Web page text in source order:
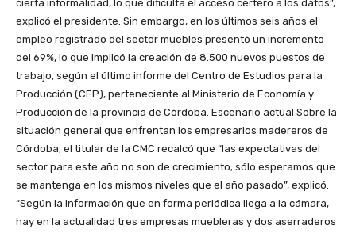
cierta informalidad, lo que dificulta el acceso certero a los datos”,
explicó el presidente. Sin embargo, en los últimos seis años el
empleo registrado del sector muebles presentó un incremento
del 69%, lo que implicó la creación de 8.500 nuevos puestos de
trabajo, según el último informe del Centro de Estudios para la
Producción (CEP), perteneciente al Ministerio de Economía y
Producción de la provincia de Córdoba. Escenario actual Sobre la
situación general que enfrentan los empresarios madereros de
Córdoba, el titular de la CMC recalcó que “las expectativas del
sector para este año no son de crecimiento; sólo esperamos que
se mantenga en los mismos niveles que el año pasado”, explicó.
“Según la información que en forma periódica llega a la cámara,
hay en la actualidad tres empresas muebleras y dos aserraderos